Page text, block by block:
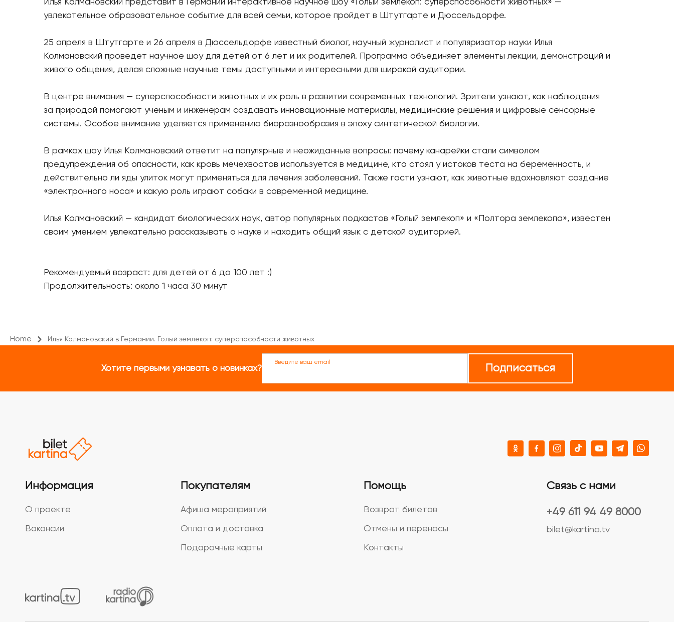
Илья Колмановский представит в Германии интерактивное научное шоу «Голый землекоп: суперспособности животных» —
увлекательное образовательное событие для всей семьи, которое пройдет в Штутгарте и Дюссельдорфе.
25 апреля в Штутгарте и 26 апреля в Дюссельдорфе известный биолог, научный журналист и популяризатор науки Илья
Колмановский проведет научное шоу для детей от 6 лет и их родителей. Программа объединяет элементы лекции, демонстраций и
живого общения, делая сложные научные темы доступными и интересными для широкой аудитории.
В центре внимания — суперспособности животных и их роль в развитии современных технологий. Зрители узнают, как наблюдения
за природой помогают ученым и инженерам создавать инновационные материалы, медицинские решения и цифровые сенсорные
системы. Особое внимание уделяется применению биоразнообразия в эпоху синтетической биологии.
В рамках шоу Илья Колмановский ответит на популярные и неожиданные вопросы: почему канарейки стали символом
предупреждения об опасности, как кровь мечехвостов используется в медицине, кто стоял у истоков теста на беременность, и
действительно ли яды улиток могут применяться для лечения заболеваний. Также гости узнают, как животные вдохновляют создание
«электронного носа» и какую роль играют собаки в современной медицине.
Илья Колмановский — кандидат биологических наук, автор популярных подкастов «Голый землекоп» и «Полтора землекопа», известен
своим умением увлекательно рассказывать о науке и находить общий язык с детской аудиторией.
Рекомендуемый возраст: для детей от 6 до 100 лет :)
Продолжительность: около 1 часа 30 минут
Home Илья Колмановский в Германии. Голый землекоп: суперспособности животных
Хотите первыми узнавать о новинках?
Введите ваш email
Подписаться
Информация
О проекте
Вакансии
Покупателям
Афиша мероприятий
Оплата и доставка
Подарочные карты
Помощь
Возврат билетов
Отмены и переносы
Контакты
Связь с нами
+49 611 94 49 8000
bilet@kartina.tv